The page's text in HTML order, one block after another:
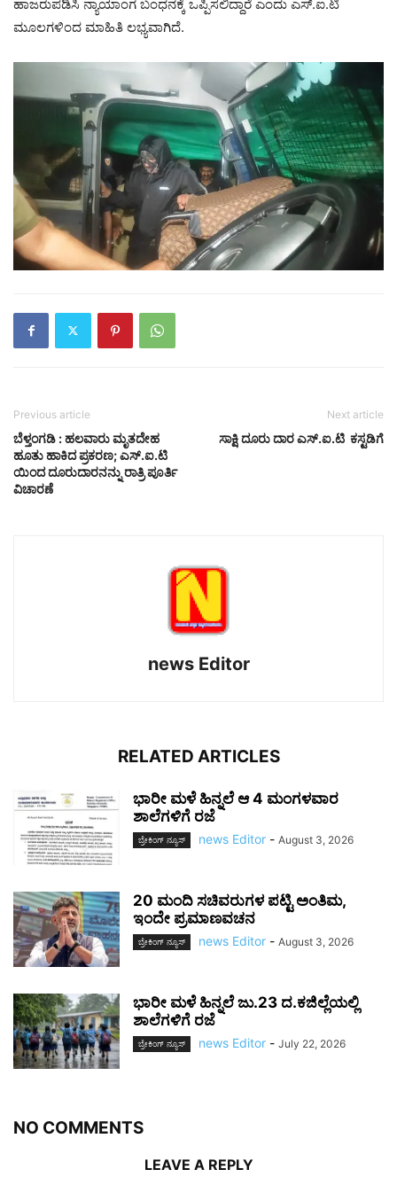
ಹಾಜರುಪಡಿಸಿ ನ್ಯಾಯಾಂಗ ಬಂಧನಕ್ಕೆ ಒಪ್ಪಿಸಲಿದ್ದಾರೆ ಎಂದು ಎಸ್.ಐ.ಟಿ
ಮೂಲಗಳಿಂದ ಮಾಹಿತಿ ಲಭ್ಯವಾಗಿದೆ.
Previous article
ಬೆಳ್ತಂಗಡಿ : ಹಲವಾರು ಮೃತದೇಹ
ಹೂತು ಹಾಕಿದ ಪ್ರಕರಣ; ಎಸ್.ಐ.ಟಿ
ಯಿಂದ ದೂರುದಾರನನ್ನು ರಾತ್ರಿ ಪೂರ್ತಿ
ವಿಚಾರಣೆ
Next article
ಸಾಕ್ಷಿ ದೂರು ದಾರ ಎಸ್.ಐ.ಟಿ ಕಸ್ಟಡಿಗೆ
news Editor
RELATED ARTICLES
ಭಾರೀ ಮಳೆ ಹಿನ್ನಲೆ‌ ಆ 4 ಮಂಗಳವಾರ
ಶಾಲೆಗಳಿಗೆ ರಜೆ
ಬ್ರೇಕಿಂಗ್‌ ನ್ಯೂಸ್ news Editor - August 3, 2026
20 ಮಂದಿ ಸಚಿವರುಗಳ ಪಟ್ಟಿ ಅಂತಿಮ,
ಇಂದೇ ಪ್ರಮಾಣವಚನ
ಬ್ರೇಕಿಂಗ್‌ ನ್ಯೂಸ್ news Editor - August 3, 2026
ಭಾರೀ ಮಳೆ ಹಿನ್ನಲೆ ಜು.23 ದ.ಕ‌ಜಿಲ್ಲೆಯಲ್ಲಿ
ಶಾಲೆಗಳಿಗೆ ರಜೆ
ಬ್ರೇಕಿಂಗ್‌ ನ್ಯೂಸ್ news Editor - July 22, 2026
NO COMMENTS
LEAVE A REPLY